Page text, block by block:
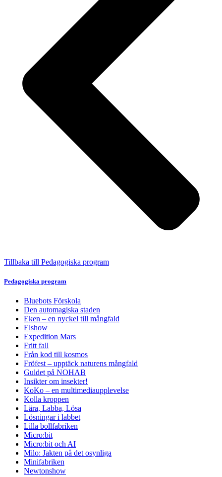
Tillbaka till Pedagogiska program
Pedagogiska program
Bluebots Förskola
Den automagiska staden
Eken – en nyckel till mångfald
Elshow
Expedition Mars
Fritt fall
Från kod till kosmos
Fröfest – upptäck naturens mångfald
Guldet på NOHAB
Insikter om insekter!
KoKo – en multimediaupplevelse
Kolla kroppen
Lära, Labba, Lösa
Lösningar i labbet
Lilla bollfabriken
Micro:bit
Micro:bit och AI
Milo: Jakten på det osynliga
Minifabriken
Newtonshow